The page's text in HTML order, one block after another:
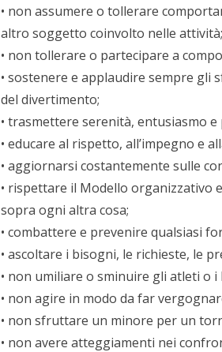
• non assumere o tollerare
altro soggetto coinvolto nelle attività;
• non tollerare o partecipare a
• sostenere e applaudire sempre gli
del divertimento;
• trasmettere serenità, entusiasmo e
• educare al rispetto, all’impegno e
• aggiornarsi costantemente sulle
• rispettare il Modello organizzativo
sopra ogni altra cosa;
• combattere e prevenire qualsiasi
• ascoltare i bisogni, le richieste, le
• non umiliare o sminuire gli atleti o
• non agire in modo da far
• non sfruttare un minore per un
• non avere atteggiamenti nei